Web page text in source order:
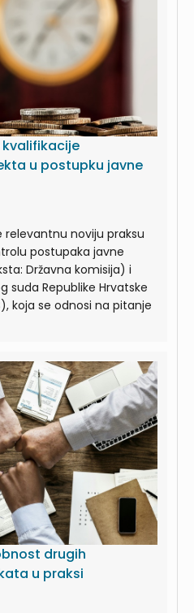
u postupku javne
noviju praksu
postupaka javne
Državna komisija) i
suda Republike Hrvatske
koja se odnosi na pitanje
drugih
u praksi